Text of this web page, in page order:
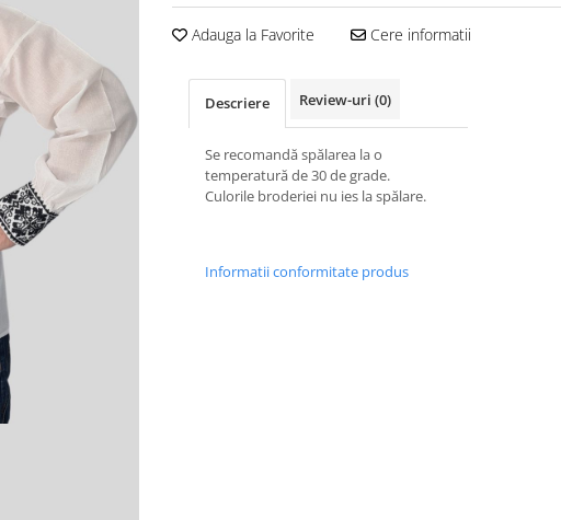
Adauga la Favorite Cere informatii
Descriere Review-uri (0)
Se recomandă spălarea la o
temperatură de 30 de grade.
Culorile broderiei nu ies la spălare.
Informatii conformitate produs